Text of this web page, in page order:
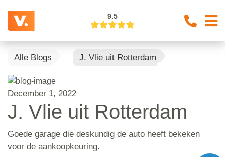
9.5
Alle Blogs J. Vlie uit Rotterdam
December 1, 2022
J. Vlie uit Rotterdam
Goede garage die deskundig de auto heeft bekeken
voor de aankoopkeuring.